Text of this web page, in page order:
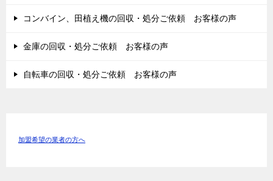
コンバイン、田植え機の回収・処分ご依頼 お客様の声
金庫の回収・処分ご依頼 お客様の声
自転車の回収・処分ご依頼 お客様の声
加盟希望の業者の方へ